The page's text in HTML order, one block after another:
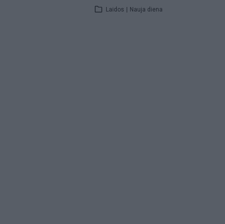
Laidos | Nauja diena